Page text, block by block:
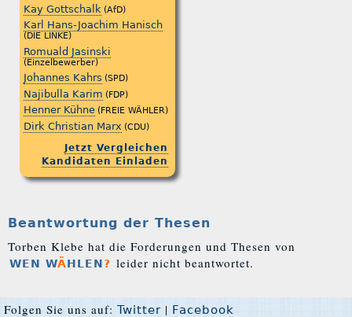
Kay Gottschalk (AfD)
Karl Hans-Joachim Hanisch
(DIE LINKE)
Romuald Jasinski
(Einzelbewerber)
Johannes Kahrs (SPD)
Najibulla Karim (FDP)
Henner Kühne (FREIE WÄHLER)
Dirk Christian Marx (CDU)
Jetzt Vergleichen
Kandidaten Einladen
Beantwortung der Thesen
Torben Klebe hat die Forderungen und Thesen von
WEN WÄHLEN? leider nicht beantwortet.
Folgen Sie uns auf: Twitter | Facebook